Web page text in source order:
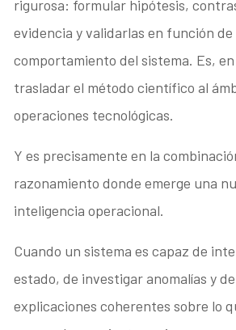
rigurosa: formular hipótesis,
evidencia y validarlas en función
comportamiento del sistema. Es,
trasladar el método científico al
operaciones tecnológicas.
Y es precisamente en la
razonamiento donde emerge una
inteligencia operacional.
Cuando un sistema es capaz de
estado, de investigar anomalías y
explicaciones coherentes sobre lo